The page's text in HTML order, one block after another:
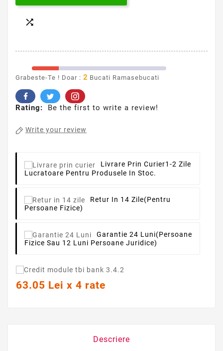

Grabeste-Te ! Doar : 2 Bucati Ramasebucati
Rating: Be the first to write a review!
Write your review
Livrare Prin Curier1-2 Zile
Lucratoare Pentru Produsele In Stoc.
Retur In 14 Zile(pentru
Persoane Fizice)
Garantie 24 Luni(persoane
Fizice Sau 12 Luni Persoane Juridice)
63.05 Lei x 4 rate
Descriere